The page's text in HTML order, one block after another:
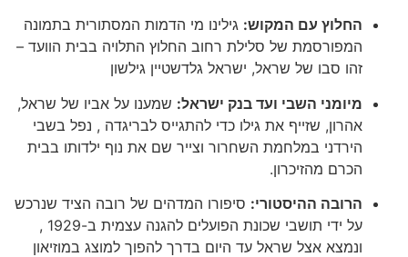
החלוץ עם המקוש:גילינו מי הדמות המסתורית בתמונה
המפורסמת של סלילת רחוב החלוץ התלויה בבית הוועד –
זהו סבו של שראל, ישראל גלדשטיין גילשון
מיומני השבי ועד בנק ישראל:שמענו על אביו של שראל,
אהרון, שזייף את גילו כדי להתגייס לבריגדה , נפל בשבי
הירדני במלחמת השחרור וצייר שם את נוף ילדותו בבית
הכרם מהזיכרון.
הרובה ההיסטורי:סיפורו המדהים של רובה הציד שנרכש
על ידי תושבי שכונת הפועלים להגנה עצמית ב-1929 ,
ונמצא אצל שראל עד היום בדרך להפוך למוצג במוזיאון